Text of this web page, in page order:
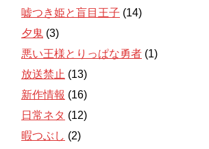
嘘つき姫と盲目王子 (14)
夕鬼 (3)
悪い王様とりっぱな勇者 (1)
放送禁止 (13)
新作情報 (16)
日常ネタ (12)
暇つぶし (2)